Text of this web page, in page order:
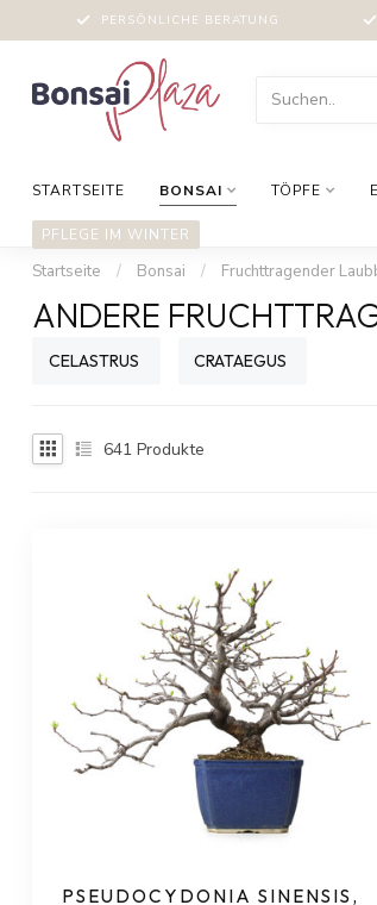
PERSÖNLICHE BERATUNG
STARTSEITE BONSAI TÖPFE
PFLEGE IM WINTER
Startseite / Bonsai / Fruchttragender
ANDERE
CELASTRUS CRATAEGUS
641 Produkte
PSEUDOCYDONIA SINENSIS,